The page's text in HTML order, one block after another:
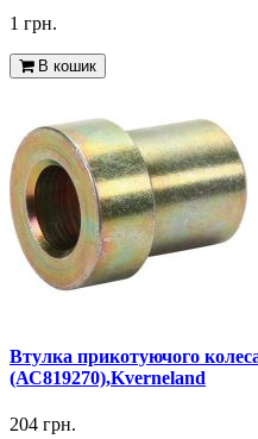
1 грн.
В кошик
Втулка прикотуючого
(АС819270),Kverneland
204 грн.